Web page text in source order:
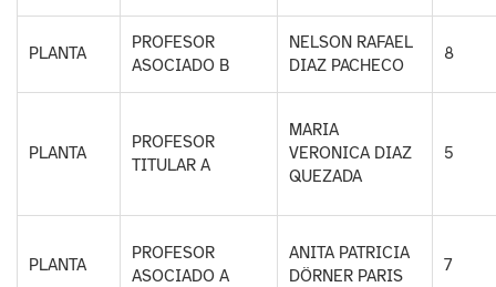
PLANTA
PROFESOR
ASOCIADO B
NELSON RAFAEL
DIAZ PACHECO
8
PLANTA
PROFESOR
TITULAR A
MARIA
VERONICA DIAZ
QUEZADA
5
PLANTA
PROFESOR
ASOCIADO A
ANITA PATRICIA
DÖRNER PARIS
7